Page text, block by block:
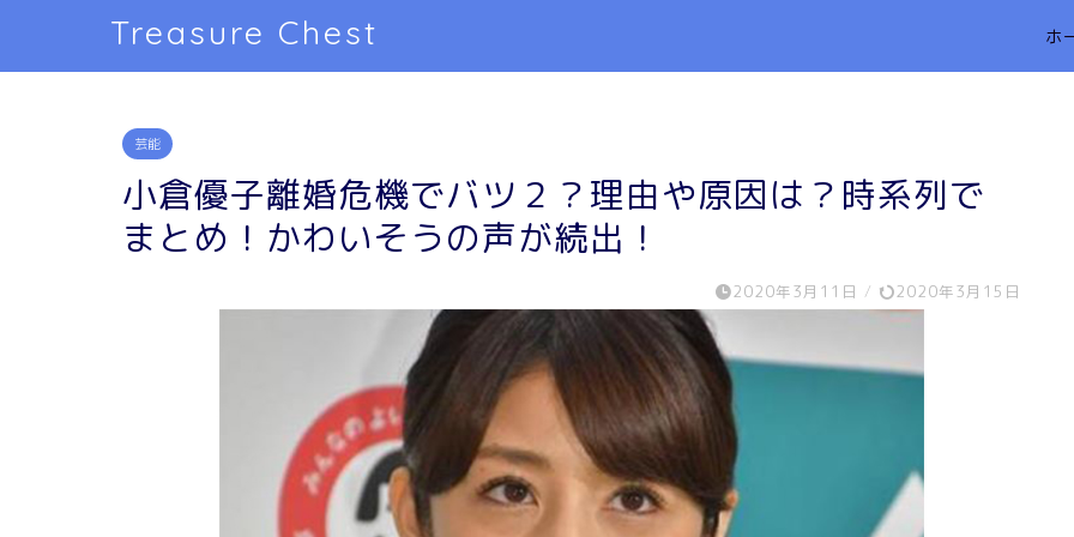
Treasure Chest ホ
芸能
小倉優子離婚危機でバツ２？理由や原因は？時系列で
まとめ！かわいそうの声が続出！
2020年3月11日 / 2020年3月15日